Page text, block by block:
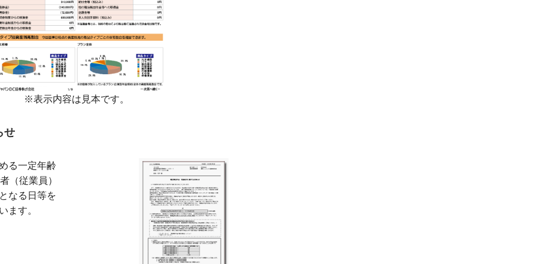
※表示内容は見本です。
せ
る一定年齢
（従業員）
なる日等を
ます。